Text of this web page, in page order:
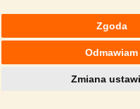
Zgoda
Odmawiam
Zmiana
wyszukiwania